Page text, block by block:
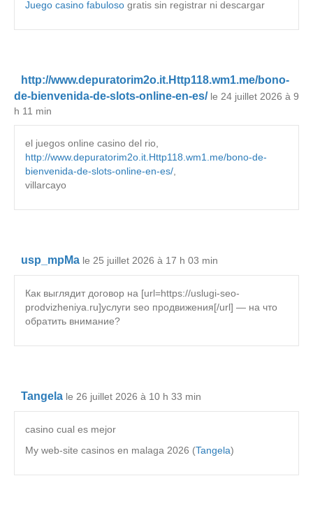
Juego casino fabuloso gratis sin registrar ni descargar
http://www.depuratorim2o.it.Http118.wm1.me/bono-
de-bienvenida-de-slots-online-en-es/ le 24 juillet 2026 à 9
h 11 min
el juegos online casino del rio,
http://www.depuratorim2o.it.Http118.wm1.me/bono-de-
bienvenida-de-slots-online-en-es/
villarcayo
usp_mpMa le 25 juillet 2026 à 17 h 03 min
Как выглядит договор на [url=https://uslugi-seo-
prodvizheniya.ru]услуги seo продвижения[/url] — на что
обратить внимание?
Tangela le 26 juillet 2026 à 10 h 33 min
casino cual es mejor
My web-site casinos en malaga 2026 (Tangela)